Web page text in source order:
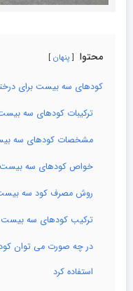
محتوا پنهان
کودهای سه بیست برای
ترکیبات کودهای سه
مشخصات کودهای سه
خواص کودهای سه بیست
روش مصرف کود سه بیست
ترکیب کودهای سه بیست
در چه صورت می توان
استفاده کرد